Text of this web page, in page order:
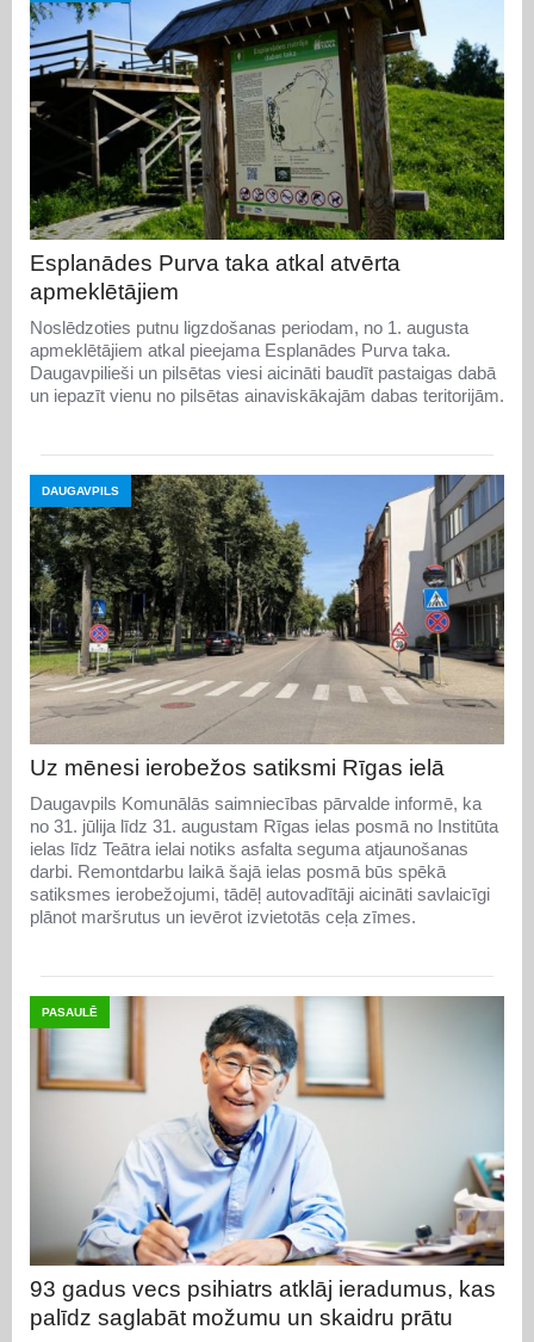
Esplanādes Purva taka atkal atvērta
apmeklētājiem
Noslēdzoties putnu ligzdošanas periodam, no 1. augusta
apmeklētājiem atkal pieejama Esplanādes Purva taka.
Daugavpilieši un pilsētas viesi aicināti baudīt pastaigas dabā
un iepazīt vienu no pilsētas ainaviskākajām dabas teritorijām.
DAUGAVPILS
Uz mēnesi ierobežos satiksmi Rīgas ielā
Daugavpils Komunālās saimniecības pārvalde informē, ka
no 31. jūlija līdz 31. augustam Rīgas ielas posmā no Institūta
ielas līdz Teātra ielai notiks asfalta seguma atjaunošanas
darbi. Remontdarbu laikā šajā ielas posmā būs spēkā
satiksmes ierobežojumi, tādēļ autovadītāji aicināti savlaicīgi
plānot maršrutus un ievērot izvietotās ceļa zīmes.
PASAULĒ
93 gadus vecs psihiatrs atklāj ieradumus, kas
palīdz saglabāt možumu un skaidru prātu